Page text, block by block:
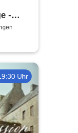
-
Uhr